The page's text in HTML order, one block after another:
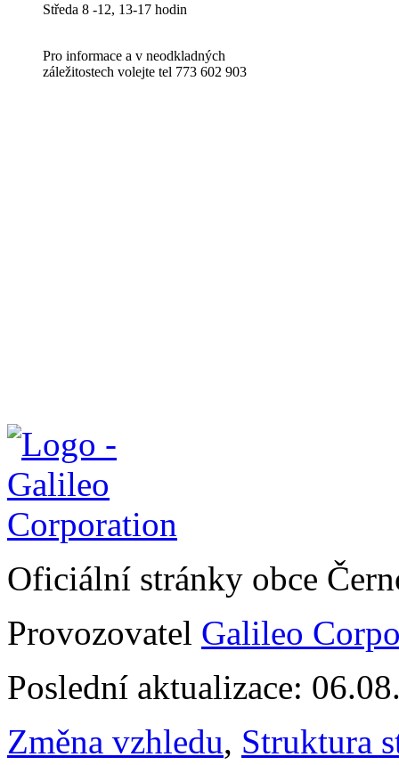
Středa 8 -12, 13-17 hodin
Pro informace a v neodkladných
záležitostech volejte tel 773 602 903
Oficiální stránky obce
Provozovatel Galileo
Poslední aktualizace:
Změna vzhledu, Struktura